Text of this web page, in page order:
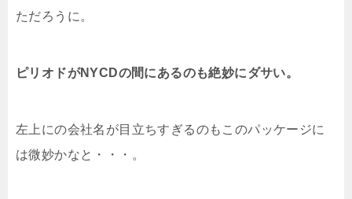
ただろうに。
ピリオドがNYCDの間にあるのも絶妙にダサい。
左上にの会社名が目立ちすぎるのもこのパッケージに
は微妙かなと・・・。